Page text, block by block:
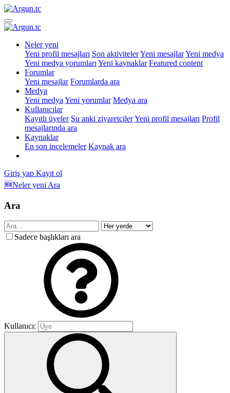
Neler yeni
Yeni profil mesajları Son aktivitelerYeni mesajlarYeni medya
Yeni medya yorumları Yeni kaynaklar Featured content
Forumlar
Yeni mesajlar Forumlarda ara
Medya
Yeni medya Yeni yorumlar Medya ara
Kullanıcılar
Kayıtlı üyeler Şu anki ziyaretçilerYeni profil mesajları Profil
mesajlarında ara
Kaynaklar
En son incelemeler Kaynak ara
Giriş yap Kayıt ol
🆕Neler yeni Ara
Ara
Sadece başlıkları ara
Kullanıcı: